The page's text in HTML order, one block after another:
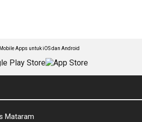
Apps untuk iOS dan Android
Mataram